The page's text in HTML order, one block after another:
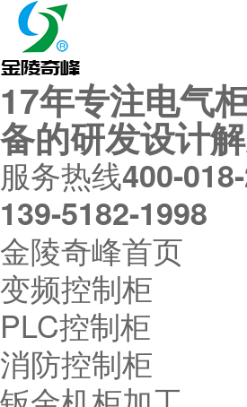
17年专注电气
备的研发设计
服务热线400-
139-5182-1998
金陵奇峰首页
变频控制柜
PLC控制柜
消防控制柜